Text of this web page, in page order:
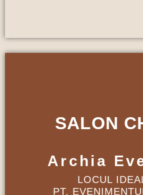
SALON
Archia
LOCUL
PT.